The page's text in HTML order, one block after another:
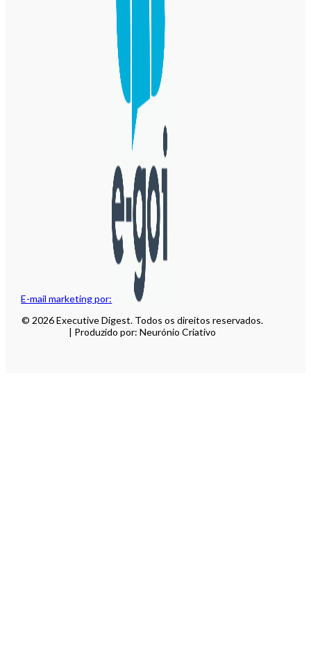
E-mail marketing por:
© 2026 Executive Digest. Todos os direitos reservados.
| Produzido por: Neurónio Criativo